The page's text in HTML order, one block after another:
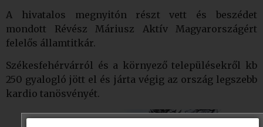
A hivatalos megnyitón részt vett és beszédet
mondott Révész Máriusz Aktív Magyarországért
felelős államtitkár.
Székesfehérvárról és a környező településekről kb
250 gyalogló jött el és járta végig az ország legszebb
kardio tanösvényét.